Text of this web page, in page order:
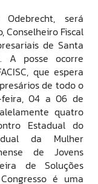
será
Conselheiro Fiscal
de Santa
A posse ocorre
que espera
de todo o
04 a 06 de
quatro
Estadual do
da Mulher
de Jovens
de Soluções
Congresso é uma